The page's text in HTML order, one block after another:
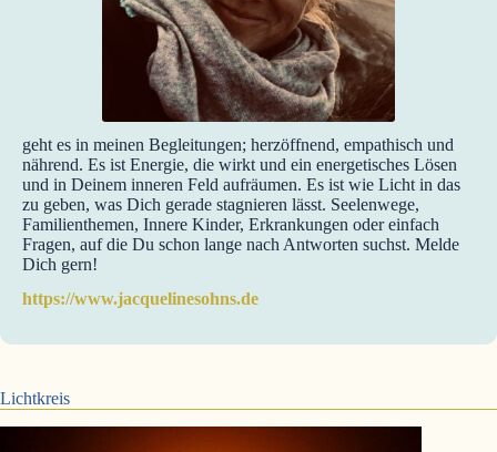
geht es in meinen Begleitungen; herzöffnend, empathisch und
nährend. Es ist Energie, die wirkt und ein energetisches Lösen
und in Deinem inneren Feld aufräumen. Es ist wie Licht in das
zu geben, was Dich gerade stagnieren lässt. Seelenwege,
Familienthemen, Innere Kinder, Erkrankungen oder einfach
Fragen, auf die Du schon lange nach Antworten suchst. Melde
Dich gern!
https://www.jacquelinesohns.de
Lichtkreis